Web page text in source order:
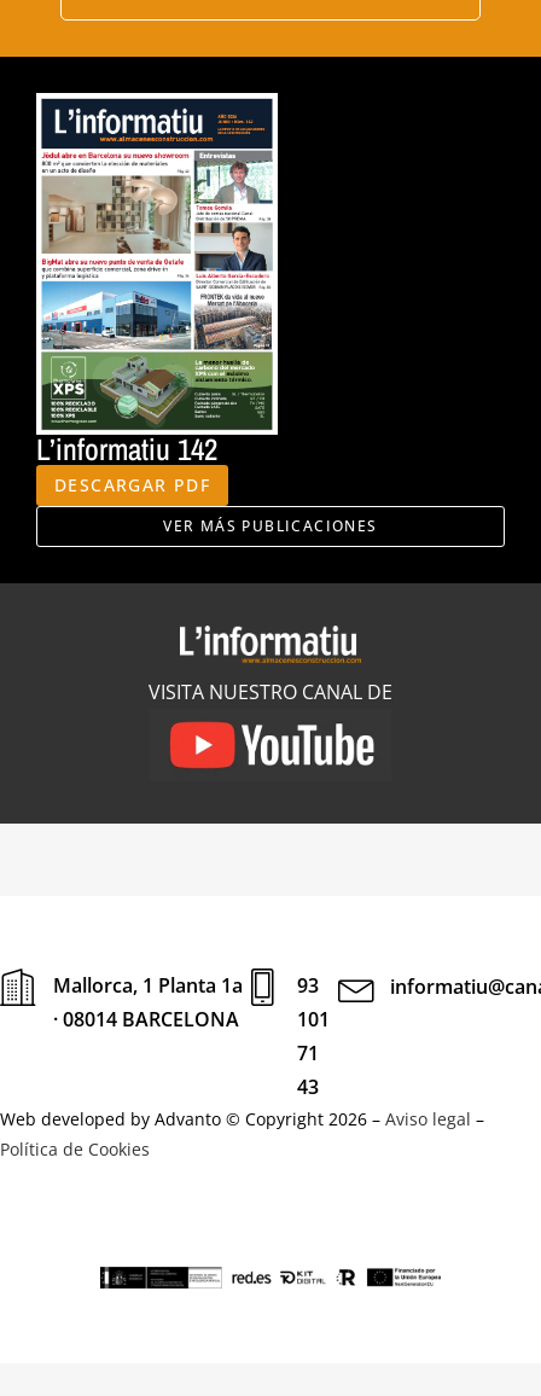
L’informatiu 142
DESCARGAR PDF
VER MÁS PUBLICACIONES
VISITA NUESTRO CANAL DE
Mallorca, 1 Planta 1a
· 08014 BARCELONA
93
101
71
43
Web developed by Advanto © Copyright 2026 – Aviso legal –
Política de Cookies